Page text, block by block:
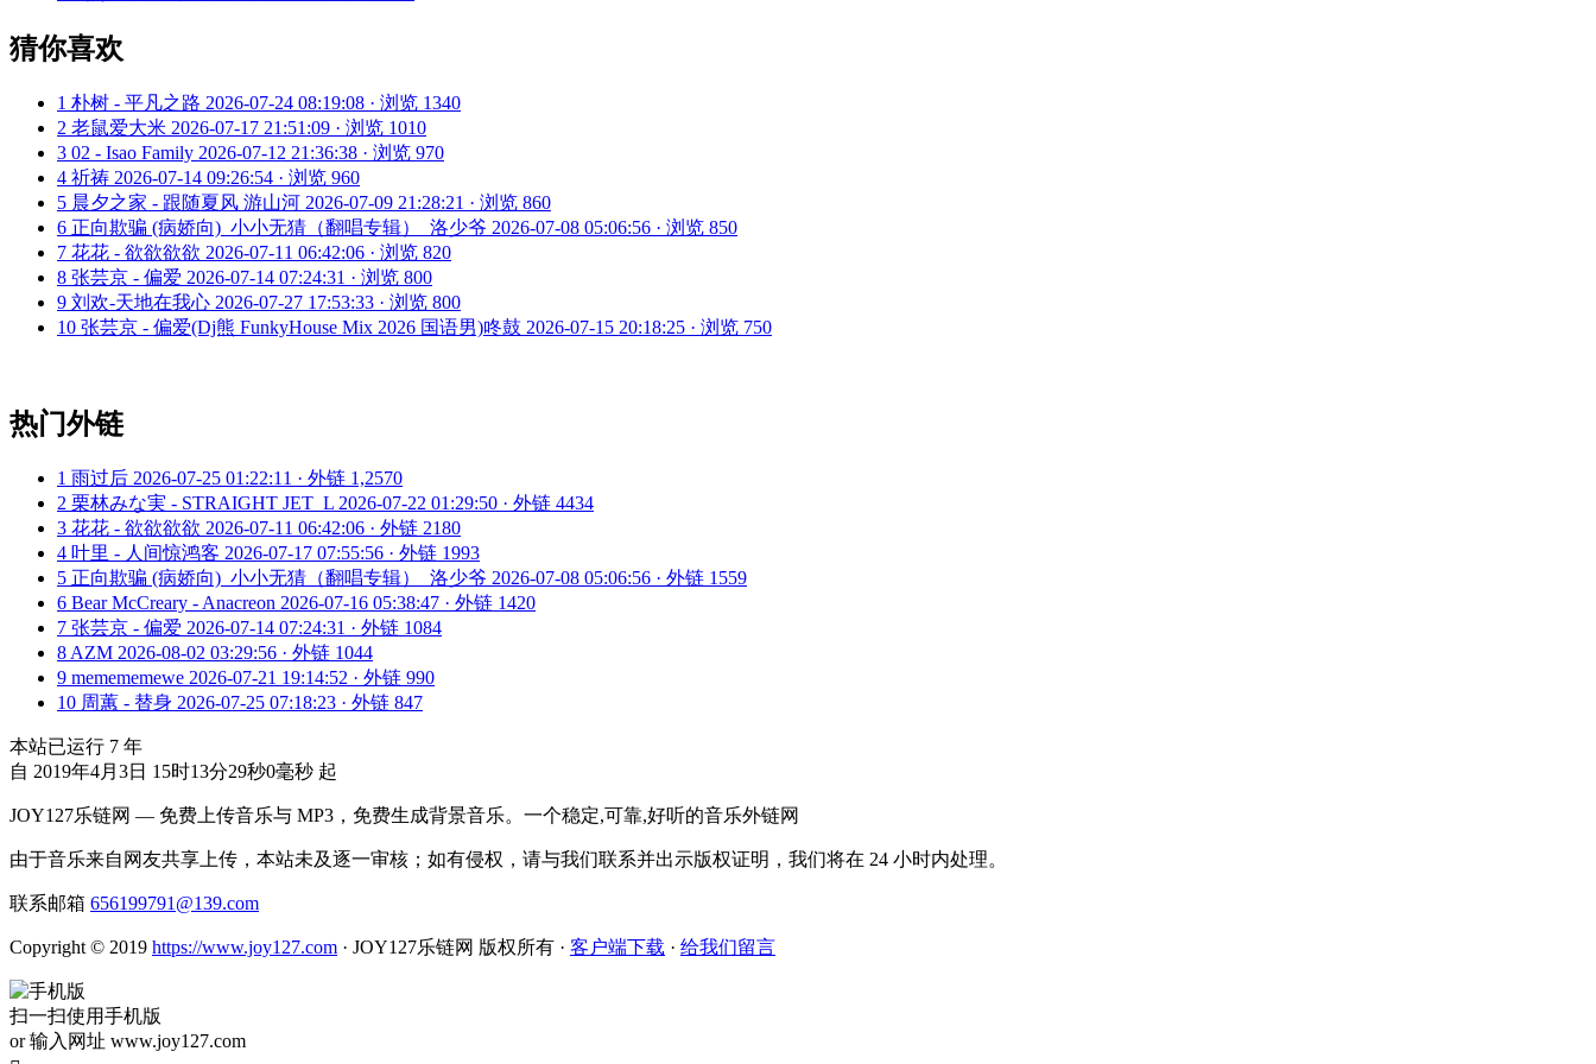
猜你喜欢
1 朴树 - 平凡之路 2026-07-24 08:19:08 · 浏览 1340
2 老鼠爱大米 2026-07-17 21:51:09 · 浏览 1010
3 02 - Isao Family 2026-07-12 21:36:38 · 浏览 970
4 祈祷 2026-07-14 09:26:54 · 浏览 960
5 晨夕之家 - 跟随夏风 游山河 2026-07-09 21:28:21 · 浏览 860
6 正向欺骗 (病娇向)_小小无猜（翻唱专辑）_洛少爷 2026-07-08 05:06:56 · 浏览 850
7 花花 - 欲欲欲欲 2026-07-11 06:42:06 · 浏览 820
8 张芸京 - 偏爱 2026-07-14 07:24:31 · 浏览 800
9 刘欢-天地在我心 2026-07-27 17:53:33 · 浏览 800
10 张芸京 - 偏爱(Dj熊 FunkyHouse Mix 2026 国语男)咚鼓 2026-07-15 20:18:25 · 浏览 750
热门外链
1 雨过后 2026-07-25 01:22:11 · 外链 1,2570
2 栗林みな実 - STRAIGHT JET_L 2026-07-22 01:29:50 · 外链 4434
3 花花 - 欲欲欲欲 2026-07-11 06:42:06 · 外链 2180
4 叶里 - 人间惊鸿客 2026-07-17 07:55:56 · 外链 1993
5 正向欺骗 (病娇向)_小小无猜（翻唱专辑）_洛少爷 2026-07-08 05:06:56 · 外链 1559
6 Bear McCreary - Anacreon 2026-07-16 05:38:47 · 外链 1420
7 张芸京 - 偏爱 2026-07-14 07:24:31 · 外链 1084
8 AZM 2026-08-02 03:29:56 · 外链 1044
9 memememewe 2026-07-21 19:14:52 · 外链 990
10 周蕙 - 替身 2026-07-25 07:18:23 · 外链 847
本站已运行 7 年
自 2019年4月3日 15时13分29秒0毫秒 起
JOY127乐链网 — 免费上传音乐与 MP3，免费生成背景音乐。一个稳定,可靠,好听的音乐外链网
由于音乐来自网友共享上传，本站未及逐一审核；如有侵权，请与我们联系并出示版权证明，我们将在 24 小时内处理。
联系邮箱 656199791@139.com
Copyright © 2019 https://www.joy127.com · JOY127乐链网 版权所有 · 客户端下载 · 给我们留言
扫一扫使用手机版
or 输入网址 www.joy127.com